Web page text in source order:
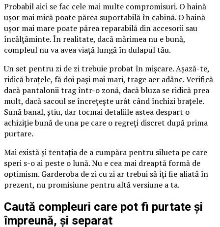
Probabil aici se fac cele mai multe compromisuri. O haină
ușor mai mică poate părea suportabilă în cabină. O haină
ușor mai mare poate părea reparabilă din accesorii sau
încălțăminte. În realitate, dacă mărimea nu e bună,
compleul nu va avea viață lungă în dulapul tău.
Un set pentru zi de zi trebuie probat în mișcare. Așază-te,
ridică brațele, fă doi pași mai mari, trage aer adânc. Verifică
dacă pantalonii trag într-o zonă, dacă bluza se ridică prea
mult, dacă sacoul se încrețește urât când închizi brațele.
Sună banal, știu, dar tocmai detaliile astea despart o
achiziție bună de una pe care o regreți discret după prima
purtare.
Mai există și tentația de a cumpăra pentru silueta pe care
speri s-o ai peste o lună. Nu e cea mai dreaptă formă de
optimism. Garderoba de zi cu zi ar trebui să îți fie aliată în
prezent, nu promisiune pentru altă versiune a ta.
Caută compleuri care pot fi purtate și
împreună, și separat